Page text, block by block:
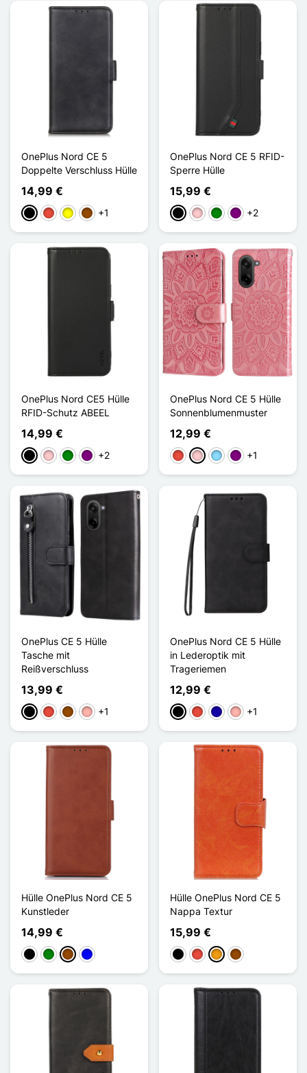
OnePlus Nord CE 5
Doppelte Verschluss Hülle
14,99 €
Schwarz
Rot GelbBraun
+1
OnePlus Nord CE 5 RFID-
Sperre Hülle
15,99 €
Schwarz
PinkGrünViolett
+2
OnePlus Nord CE5 Hülle
RFID-Schutz ABEEL
14,99 €
Schwarz
PinkGrünViolett
+2
OnePlus Nord CE 5 Hülle
Sonnenblumenmuster
12,99 €
Rot PinkHellblauViolett
+1
OnePlus CE 5 Hülle
Tasche mit
Reißverschluss
13,99 €
Schwarz
Rot BraunRoségold
+1
OnePlus Nord CE 5 Hülle
in Lederoptik mit
Trageriemen
12,99 €
Schwarz
Rot Dunkelblau
Roségold
+1
Hülle OnePlus Nord CE 5
Kunstleder
14,99 €
Schwarz
GrünBraunBlau
Hülle OnePlus Nord CE 5
Nappa Textur
15,99 €
Schwarz
Rot Orange
Braun